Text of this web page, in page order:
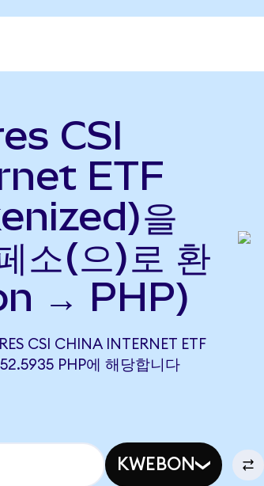
CSI
ETF
을
소(으)로 환
→ PHP)
CSI CHINA INTERNET ETF
PHP에 해당합니다
KWEBON